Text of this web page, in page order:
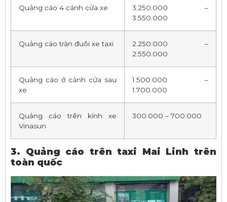
Quảng cáo 4 cánh cửa xe
3.250.000 –
3.550.000
Quảng cáo tràn đuôi xe taxi
2.250.000 –
2.550.000
Quảng cáo ở cánh cửa sau
xe
1.500.000 –
1.700.000
Quảng cáo trên kính xe
Vinasun
300.000 – 700.000
3. Quảng cáo trên taxi Mai Linh trên
toàn quốc